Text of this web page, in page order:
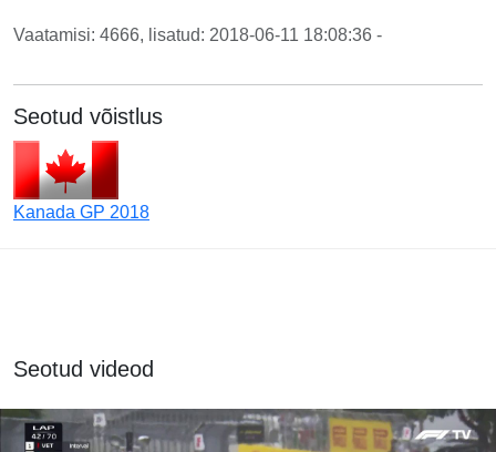
Vaatamisi: 4666, lisatud: 2018-06-11 18:08:36 -
Seotud võistlus
Kanada GP 2018
Seotud videod